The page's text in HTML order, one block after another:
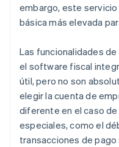
embargo, este
básica más elevada
Las funcionalidades
el software fiscal
útil, pero no son
elegir la cuenta de
diferente en el caso
especiales, como el
transacciones de